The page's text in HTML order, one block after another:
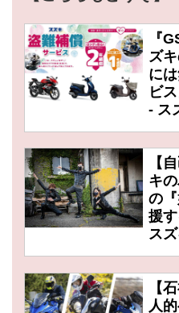
『
ズ
に
ビ
- ス
【
キ
の
援
ス
【
人